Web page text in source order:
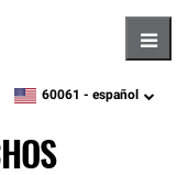
zipcode, language
60061 - español